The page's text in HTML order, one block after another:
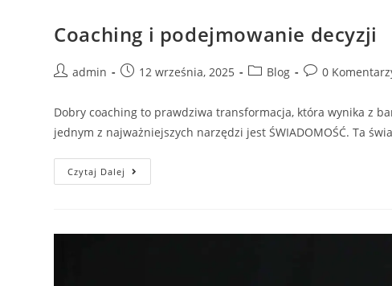
Coaching i podejmowanie decyzji
admin 12 września, 2025 Blog 0
Dobry coaching to prawdziwa transformacja, która wynika z
jednym z najważniejszych narzędzi jest ŚWIADOMOŚĆ. Ta
Czytaj Dalej